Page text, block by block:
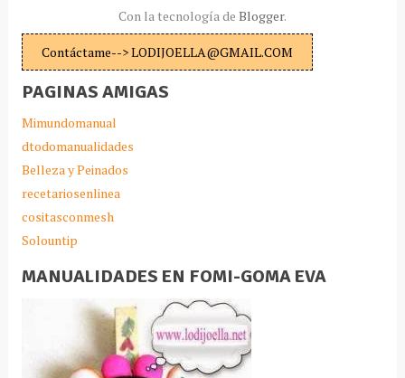
Con la tecnología de Blogger.
Contáctame--> LODIJOELLA@GMAIL.COM
PAGINAS AMIGAS
Mimundomanual
dtodomanualidades
Belleza y Peinados
recetariosenlinea
cositasconmesh
Solountip
MANUALIDADES EN FOMI-GOMA EVA